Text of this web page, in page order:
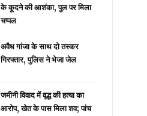
के कूदने की आशंका, पुल पर मिला
चप्पल
अवैध गांजा के साथ दो तस्कर
गिरफ्तार, पुलिस ने भेजा जेल
जमीनी विवाद में वृद्ध की हत्या का
आरोप, खेत के पास मिला शव; पांच